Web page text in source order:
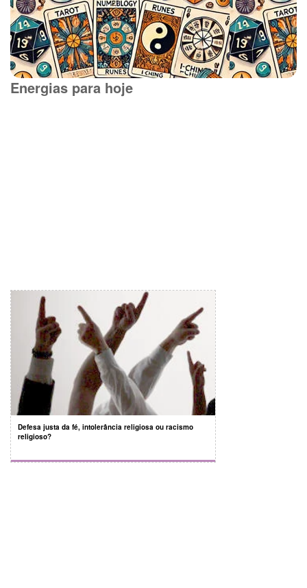
Energias para hoje
Defesa justa da fé, intolerância religiosa ou racismo
religioso?